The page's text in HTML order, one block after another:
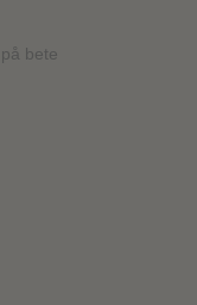
bete